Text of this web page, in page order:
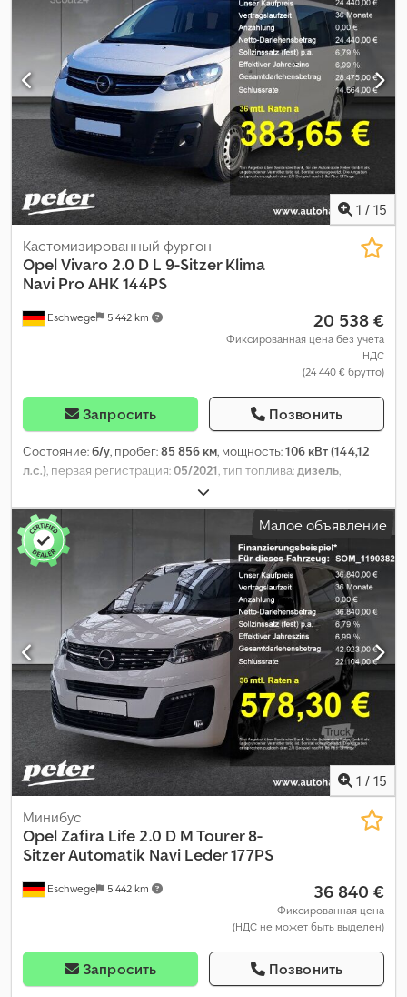
, расход топлива (городской цикл):6,4
л/100км
, расход топлива (за городом):6,2 л/100км , расход
топлива (смешанный цикл):6,3 л/100км, Выбросы CO₂:166 г/
км
, класс выбросов: Евро 6, энергетическая эффективность:
D, цвет:белый, кабина водителя: другое, количество мест:6,
Год выпуска:2023, общая длина:2 050 мм, общая ширина:2 530
, топливо:дизель , Оборудование:ABS, кондиционер,
парктроники, подушка безопасности, сажевый фильтр,
система иммобилайзера, система контроля тяги,
электронная программа стабилизации (ESP)
1 / 15
Eschwege 5 442 km
Кастомизированный фургон
OpelVivaro 2.0 D L 9-Sitzer Klima
Navi Pro AHK 144PS
20 538 €
Фиксированная цена без учета
НДС
(24 440 € брутто)
Запросить Позвонить
Состояние:б/у, пробег:85 856 км, мощность:106 кВт (144,12
л.с.), первая регистрация:05/2021, тип топлива:дизель,
, максимальная грузоподъёмность:
1 012 кг, общий вес:2 850 кг, колесная база:3 275 мм, цвет:
белый, кабина водителя:
, тип передачи:
механический
Евро 6, количество мест:
общая длина:
, общая ширина:1 940 мм, длина
грузового отсека:5 309 мм, ширина пространства для
загрузки:
2 010 мм, высота грузового отсека:1 935 мм, Год
выпуска:2021, Оборудование:бортовой компьютер,
кондиционер, навигационная система, парктроники,
подушка безопасности, противотуманные фары,
раздвижная дверь, сажевый фильтр, система
иммобилайзера, система контроля тяги,
Малое объявление
1 / 15
Eschwege 5 442 km
Минибус
OpelZafira Life 2.0 D M Tourer 8-
Sitzer Automatik Navi Leder 177PS
36 840 €
Фиксированная цена
(НДС не может быть выделен)
Запросить Позвонить